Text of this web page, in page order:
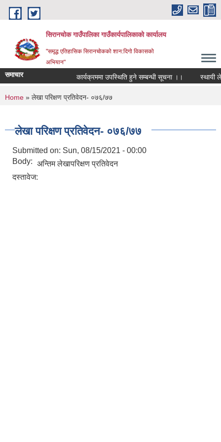
Skip to main content
सिरानचोक गाउँपालिका गाउँकार्यपालिकाको कार्यालय
"समृद्ध एतिहासिक सिरानचोकको शान:दिगो विकासको
अभियान"
समाचार कार्यक्रममा उपस्थिति हुने सम्बन्धी सूचना ।। स्थायी
You are here
Home » लेखा परिक्षण प्रतिवेदन- ०७६/७७
लेखा परिक्षण प्रतिवेदन- ०७६/७७
Submitted on: Sun, 08/15/2021 - 00:00
Body: अन्तिम लेखापरिक्षण प्रतिवेदन
दस्तावेज: